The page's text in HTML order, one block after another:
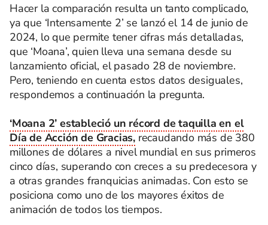
Hacer la comparación resulta un tanto complicado,
ya que ‘Intensamente 2’ se lanzó el 14 de junio de
2024, lo que permite tener cifras más detalladas,
que ‘Moana’, quien lleva una semana desde su
lanzamiento oficial, el pasado 28 de noviembre.
Pero, teniendo en cuenta estos datos desiguales,
respondemos a continuación la pregunta.
‘Moana 2’ estableció un récord de taquilla en el
Día de Acción de Gracias, recaudando más de 380
millones de dólares a nivel mundial en sus primeros
cinco días, superando con creces a su predecesora y
a otras grandes franquicias animadas. Con esto se
posiciona como uno de los mayores éxitos de
animación de todos los tiempos.